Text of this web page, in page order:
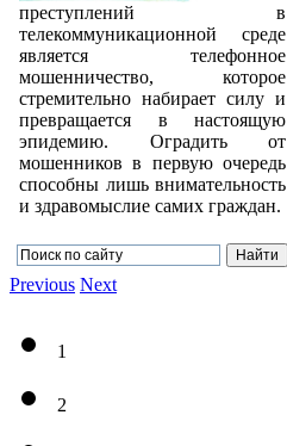
преступлений в
телекоммуникационной среде
является телефонное
мошенничество, которое
стремительно набирает силу и
превращается в настоящую
эпидемию. Оградить от
мошенников в первую очередь
способны лишь внимательность
и здравомыслие самих граждан.
Previous Next
1
2